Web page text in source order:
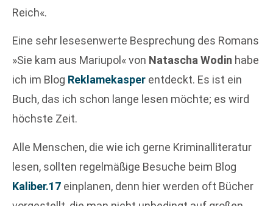
Reich«.
Eine sehr lesesenwerte Besprechung des Romans
»Sie kam aus Mariupol« von Natascha Wodin habe
ich im Blog Reklamekasper entdeckt. Es ist ein
Buch, das ich schon lange lesen möchte; es wird
höchste Zeit.
Alle Menschen, die wie ich gerne Kriminalliteratur
lesen, sollten regelmäßige Besuche beim Blog
Kaliber.17 einplanen, denn hier werden oft Bücher